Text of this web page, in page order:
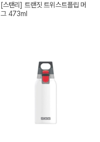
[스탠리] 트랜짓 트위스트플립 머
그 473ml